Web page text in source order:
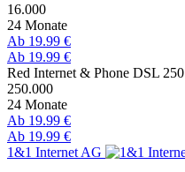
16.000
24 Monate
Ab 19.99 €
Ab 19.99 €
Red Internet & Phone DSL 250
250.000
24 Monate
Ab 19.99 €
Ab 19.99 €
1&1 Internet AG